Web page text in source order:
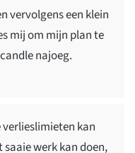
vervolgens een klein
mij om mijn plan te
najoeg.
kan
werk kan doen,